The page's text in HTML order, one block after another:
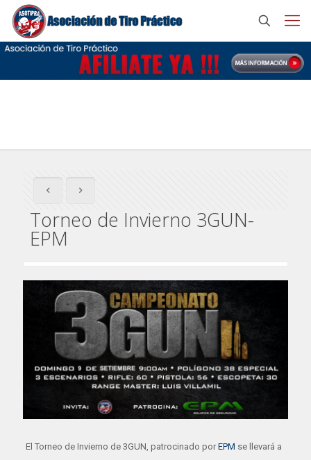
Torneo de Invierno 3GUN-
EPM
El Torneo de Invierno de 3GUN, patrocinado por EPM se llevará a